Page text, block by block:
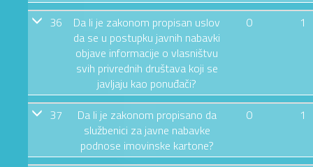
36
Da li je zakonom propisan uslov
da se u postupku javnih nabavki
objave informacije o vlasništvu
svih privrednih društava koji se
javljaju kao ponuđači?
0 1
37
Da li je zakonom propisano da
službenici za javne nabavke
podnose imovinske kartone?
0 1